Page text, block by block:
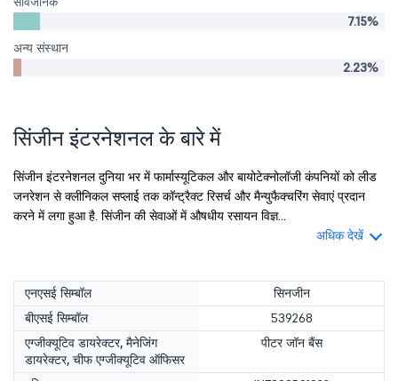
7.15%
अन्य संस्थान
2.23%
सिंजीन इंटरनेशनल के बारे में
सिंजीन इंटरनेशनल दुनिया भर में फार्मास्यूटिकल और बायोटेक्नोलॉजी कंपनियों को लीड
जनरेशन से क्लीनिकल सप्लाई तक कॉन्ट्रैक्ट रिसर्च और मैन्युफैक्चरिंग सेवाएं प्रदान
करने में लगा हुआ है. सिंजीन की सेवाओं में औषधीय रसायन विज्ञ...
अधिक देखें
एनएसई सिम्बॉल
सिनजीन
बीएसई सिम्बॉल
539268
एग्जीक्यूटिव डायरेक्टर, मैनेजिंग
डायरेक्टर, चीफ एग्जीक्यूटिव ऑफिसर
पीटर जॉन बैंस